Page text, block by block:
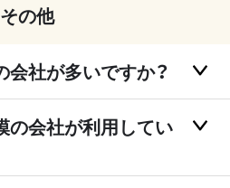
その他
会社が多いですか？
の会社が利用してい